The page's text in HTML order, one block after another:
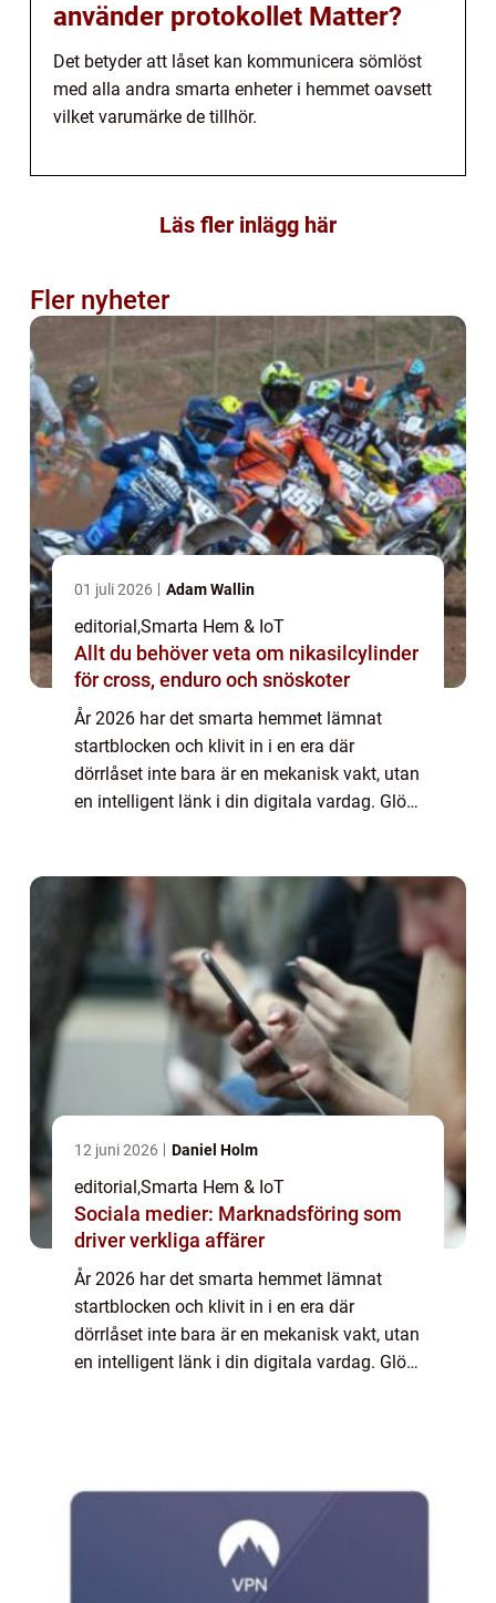
använder protokollet Matter?
Det betyder att låset kan kommunicera sömlöst
med alla andra smarta enheter i hemmet oavsett
vilket varumärke de tillhör.
Läs fler inlägg här
Fler nyheter
01 juli 2026 Adam Wallin
editorial,Smarta Hem & IoT
Allt du behöver veta om nikasilcylinder
för cross, enduro och snöskoter
År 2026 har det smarta hemmet lämnat
startblocken och klivit in i en era där
dörrlåset inte bara är en mekanisk vakt, utan
en intelligent länk i din digitala vardag. Glöm
12 juni 2026 Daniel Holm
editorial,Smarta Hem & IoT
Sociala medier: Marknadsföring som
driver verkliga affärer
År 2026 har det smarta hemmet lämnat
startblocken och klivit in i en era där
dörrlåset inte bara är en mekanisk vakt, utan
en intelligent länk i din digitala vardag. Glöm